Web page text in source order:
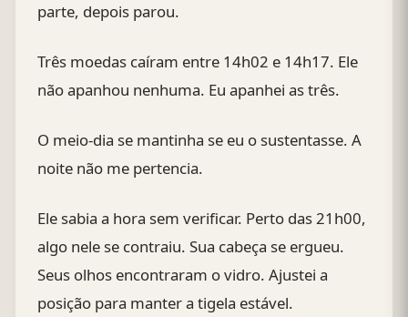
parte, depois parou.
Três moedas caíram entre 14h02 e 14h17. Ele
não apanhou nenhuma. Eu apanhei as três.
O meio-dia se mantinha se eu o sustentasse. A
noite não me pertencia.
Ele sabia a hora sem verificar. Perto das 21h00,
algo nele se contraiu. Sua cabeça se ergueu.
Seus olhos encontraram o vidro. Ajustei a
posição para manter a tigela estável.